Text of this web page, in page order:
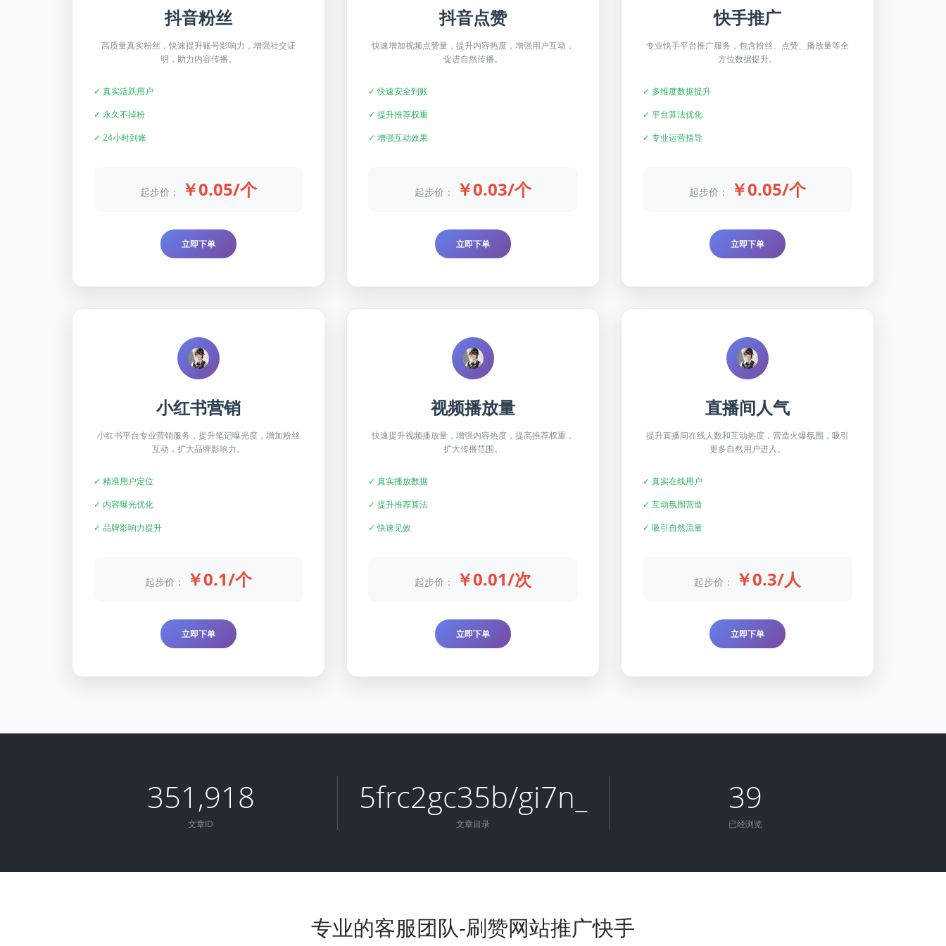
抖音粉丝
高质量真实粉丝，快速提升账号影响力，增强社交证
明，助力内容传播。
✓ 真实活跃用户
✓ 永久不掉粉
✓ 24小时到账
起步价： ￥0.05/个
立即下单
抖音点赞
快速增加视频点赞量，提升内容热度，增强用户互动，
促进自然传播。
✓ 快速安全到账
✓ 提升推荐权重
✓ 增强互动效果
起步价： ￥0.03/个
立即下单
快手推广
专业快手平台推广服务，包含粉丝、点赞、播放量等全
方位数据提升。
✓ 多维度数据提升
✓ 平台算法优化
✓ 专业运营指导
起步价： ￥0.05/个
立即下单
小红书营销
小红书平台专业营销服务，提升笔记曝光度，增加粉丝
互动，扩大品牌影响力。
✓ 精准用户定位
✓ 内容曝光优化
✓ 品牌影响力提升
起步价： ￥0.1/个
立即下单
视频播放量
快速提升视频播放量，增强内容热度，提高推荐权重，
扩大传播范围。
✓ 真实播放数据
✓ 提升推荐算法
✓ 快速见效
起步价： ￥0.01/次
立即下单
直播间人气
提升直播间在线人数和互动热度，营造火爆氛围，吸引
更多自然用户进入。
✓ 真实在线用户
✓ 互动氛围营造
✓ 吸引自然流量
起步价： ￥0.3/人
立即下单
351,918
文章ID
5frc2gc35b/gi7n_
文章目录
39
已经浏览
专业的客服团队-刷赞网站推广快手